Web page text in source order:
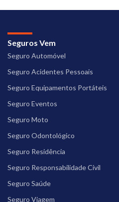
Seguros Vem
Seguro Automóvel
Seguro Acidentes Pessoais
Seguro Equipamentos Portáteis
Seguro Eventos
Seguro Moto
Seguro Odontológico
Seguro Residência
Seguro Responsabilidade Civil
Seguro Saúde
Seguro Viagem